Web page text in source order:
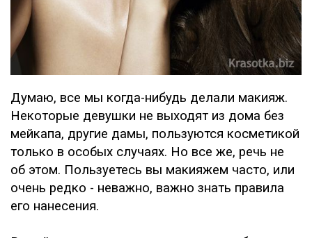
Думаю, все мы когда-нибудь делали макияж.
Некоторые девушки не выходят из дома без
мейкапа, другие дамы, пользуются косметикой
только в особых случаях. Но все же, речь не
об этом. Пользуетесь вы макияжем часто, или
очень редко - неважно, важно знать правила
его нанесения.